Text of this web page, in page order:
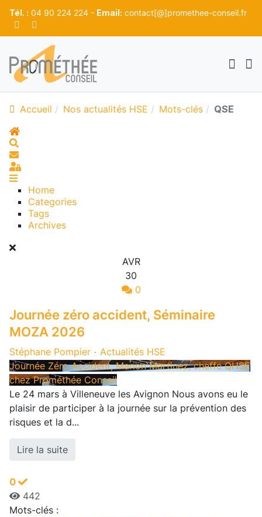
Tél. : 04 90 224 224 - Email: contact[@]promethee-conseil.fr
Accueil Nos actualités HSE Mots-clés
QSE
Home
S'abonner au blog
Sign In
Home
Categories
Tags
Archives
AVR
30
0
Journée zéro accident, Séminaire
MOZA 2026
Stéphane Pompier
Actualités HSE
Journée Zéro Accident, Marion Martinez, cheffe QHSE
chez Prométhée Conseil
Le 24 mars à Villeneuve les Avignon Nous avons eu le
plaisir de participer à la journée sur la prévention des
risques et la d...
Lire la suite
0
442
Mots-clés :